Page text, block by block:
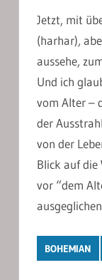
Jetzt, mit
(harhar),
aussehe,
Und ich
vom Alter –
der
von der
Blick auf die
vor “dem
BOHEMIAN